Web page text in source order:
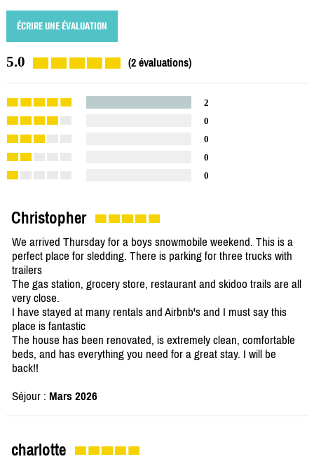
ÉCRIRE UNE ÉVALUATION
5.0 (2 évaluations)
2
0
0
0
0
Christopher
We arrived Thursday for a boys snowmobile weekend. This is a
perfect place for sledding. There is parking for three trucks with
trailers
The gas station, grocery store, restaurant and skidoo trails are all
very close.
I have stayed at many rentals and Airbnb's and I must say this
place is fantastic
The house has been renovated, is extremely clean, comfortable
beds, and has everything you need for a great stay. I will be
back!!
Séjour : Mars 2026
charlotte